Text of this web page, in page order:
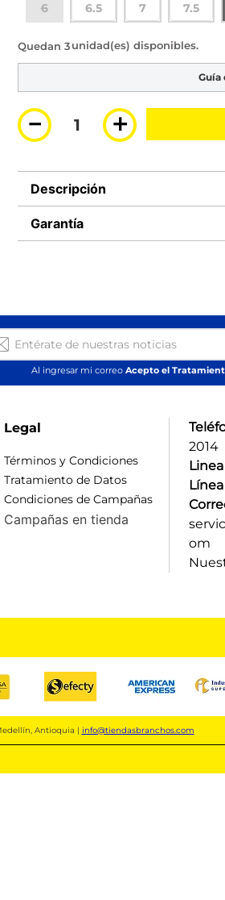
6 6.5 7 7.5
3 disponibles
Guía
＋
－
Descripción
Garantía
Al ingresar mi correo Acepto el
Legal
Términos y Condiciones
Tratamiento de Datos
Condiciones de Campañas
Campañas en tienda
2014
om
Antioquia | info@tiendasbranchos.com